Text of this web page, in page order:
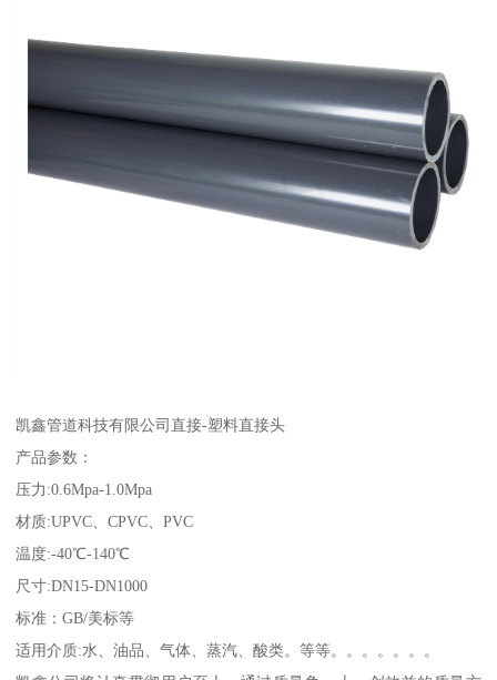
凯鑫管道科技有限公司直接-塑料直接头
产品参数：
压力:0.6Mpa-1.0Mpa
材质:UPVC、CPVC、PVC
温度:-40℃-140℃
尺寸:DN15-DN1000
标准：GB/美标等
适用介质:水、油品、气体、蒸汽、酸类。等等。。。。。。。